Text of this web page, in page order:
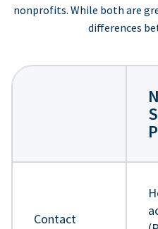
nonprofits. While both are
differences
Contact